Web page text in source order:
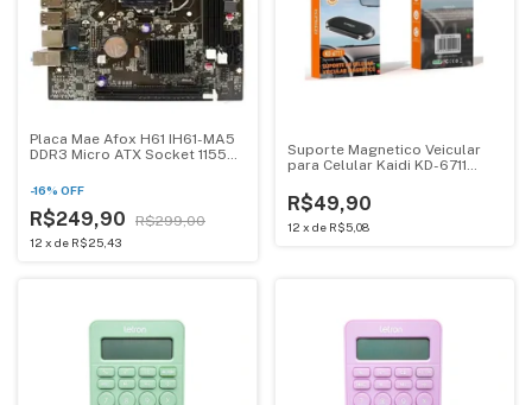
Placa Mae Afox H61 IH61-MA5
DDR3 Micro ATX Socket 1155
-16% OFF
R$249,90 R$299,00
12 x de R$25,43
Suporte Magnetico Veicular
para Celular Kaidi KD-6711
R$49,90
12 x de R$5,08